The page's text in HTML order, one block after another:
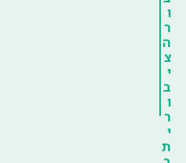
ו
ר
ה
צ
י
ב
ו
ר
י
ת